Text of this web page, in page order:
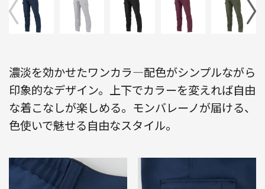
濃淡を効かせたワンカラ―配色がシンプルながら
印象的なデザイン。上下でカラーを変えれば自由
な着こなしが楽しめる。モンバレーノが届ける、
色使いで魅せる自由なスタイル。